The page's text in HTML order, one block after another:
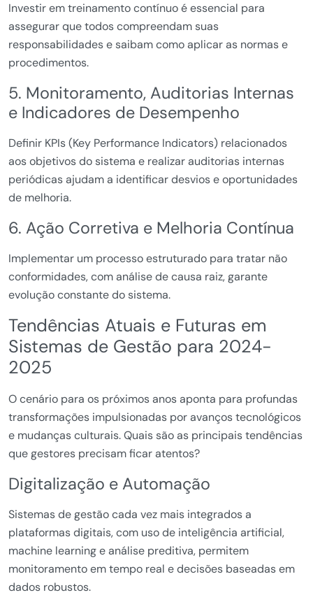
Investir em treinamento contínuo é essencial para
assegurar que todos compreendam suas
responsabilidades e saibam como aplicar as normas e
procedimentos.
5. Monitoramento, Auditorias Internas
e Indicadores de Desempenho
Definir KPIs (Key Performance Indicators) relacionados
aos objetivos do sistema e realizar auditorias internas
periódicas ajudam a identificar desvios e oportunidades
de melhoria.
6. Ação Corretiva e Melhoria Contínua
Implementar um processo estruturado para tratar não
conformidades, com análise de causa raiz, garante
evolução constante do sistema.
Tendências Atuais e Futuras em
Sistemas de Gestão para 2024-
2025
O cenário para os próximos anos aponta para profundas
transformações impulsionadas por avanços tecnológicos
e mudanças culturais. Quais são as principais tendências
que gestores precisam ficar atentos?
Digitalização e Automação
Sistemas de gestão cada vez mais integrados a
plataformas digitais, com uso de inteligência artificial,
machine learning e análise preditiva, permitem
monitoramento em tempo real e decisões baseadas em
dados robustos.